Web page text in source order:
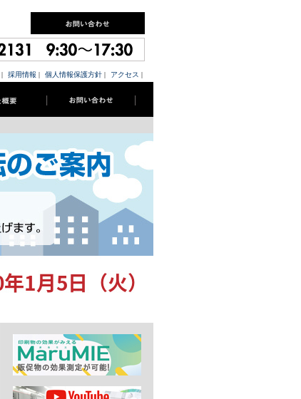
| 採用情報 | 個人情報保護方針 | アクセス |